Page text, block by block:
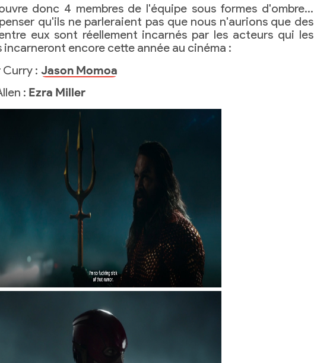
donc 4 membres de l'équipe sous formes d'ombre…
qu'ils ne parleraient pas que nous n'aurions que des
eux sont réellement incarnés par les acteurs qui les
encore cette année au cinéma :
: Jason Momoa
: Ezra Miller